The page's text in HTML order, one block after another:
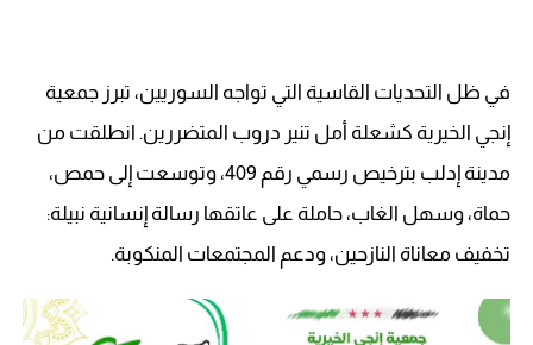
في ظل التحديات القاسية التي تواجه السوريين، تبرز جمعية
إنجي الخيرية كشعلة أمل تنير دروب المتضررين. انطلقت من
مدينة إدلب بترخيص رسمي رقم 409، وتوسعت إلى حمص،
حماة، وسهل الغاب، حاملة على عاتقها رسالة إنسانية نبيلة:
تخفيف معاناة النازحين، ودعم المجتمعات المنكوبة.